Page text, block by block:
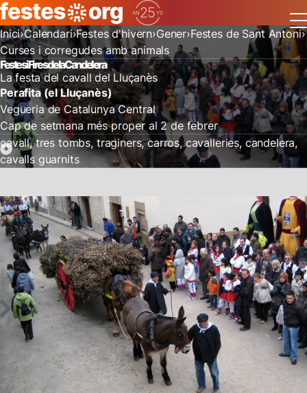
Inici Calendari Festes d'hivern Gener Festes de Sant Antoni
Curses i corregudes amb animals
Festes i Fires de la Candelera
La festa del cavall del Lluçanès
Perafita (el Lluçanès)
Vegueria de Catalunya Central
Cap de setmana més proper al 2 de febrer
cavall tres tombs traginers carros cavalleries candelera
cavalls guarnits